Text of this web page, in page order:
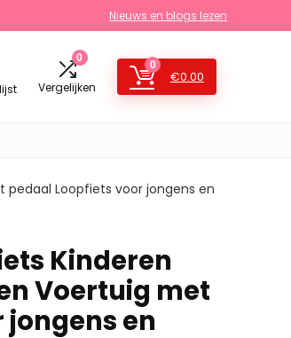
Nieuws en blogs lezen
0
Vergelijken
0
€0.00
pedaal Loopfiets voor jongens en
Kinderen
Voertuig met
en